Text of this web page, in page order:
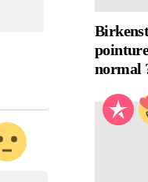
normal